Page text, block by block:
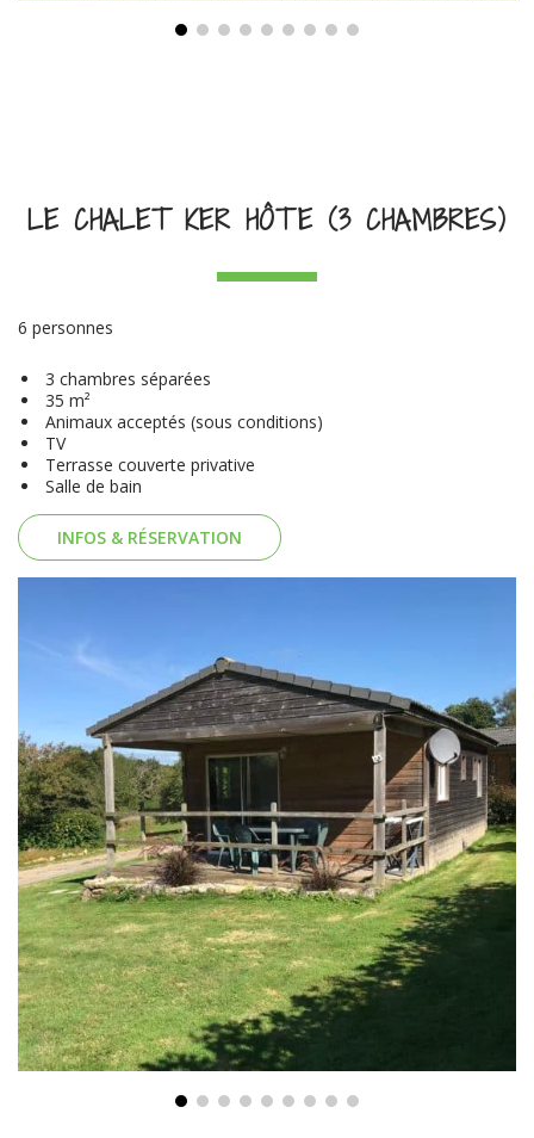
LE CHALET KER HÔTE (3 CHAMBRES)
6 personnes
3 chambres séparées
35 m²
Animaux acceptés (sous conditions)
TV
Terrasse couverte privative
Salle de bain
INFOS & RÉSERVATION